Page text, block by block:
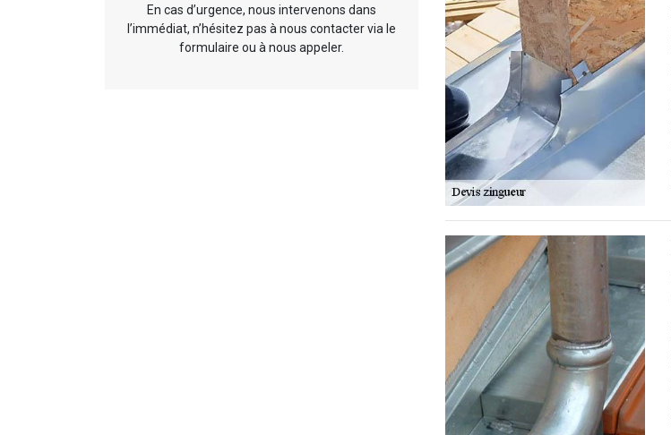
En cas d’urgence, nous intervenons dans
l’immédiat, n’hésitez pas à nous contacter via le
formulaire ou à nous appeler.